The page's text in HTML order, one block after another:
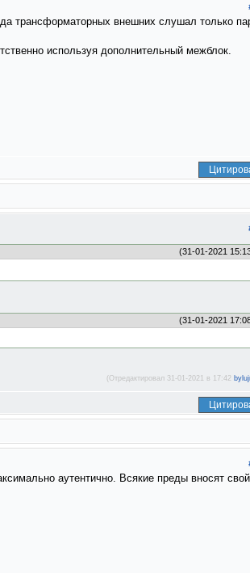
трансформаторных внешних слушал только
используя дополнительный межблок.
(31-01-2021
(31-01-2021
(Отредактировал 31-01-2021 в 17:42
аутентично. Всякие преды вносят свой